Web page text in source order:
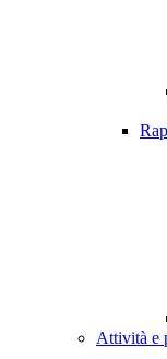
Attività e